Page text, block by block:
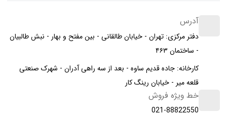
آدرس
دفتر مرکزی: تهران - خیابان طالقانی - بین مفتح و بهار - نبش طالبیان
- ساختمان ۴۶۳
کارخانه: جاده قدیم ساوه - بعد از سه راهی آدران - شهرک صنعتی
قلعه میر - خیابان رینگ کار
خط ویژه فروش
021-88822550